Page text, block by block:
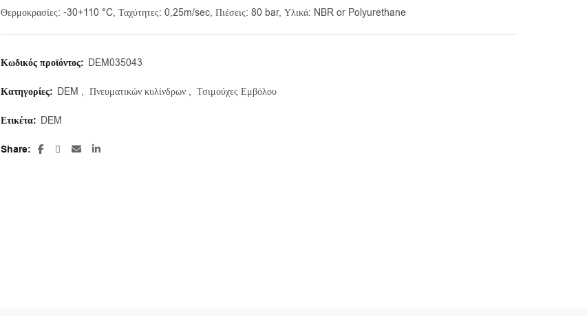
Θερμοκρασίες: -30+110 °C, Ταχύτητες: 0,25m/sec, Πιέσεις: 80 bar, Υλικά: NBR or Polyurethane
Κωδικός προϊόντος: DEM035043
Κατηγορίες: DEM , Πνευματικών κυλίνδρων , Τσιμούχες Εμβόλου
Ετικέτα: DEM
Share